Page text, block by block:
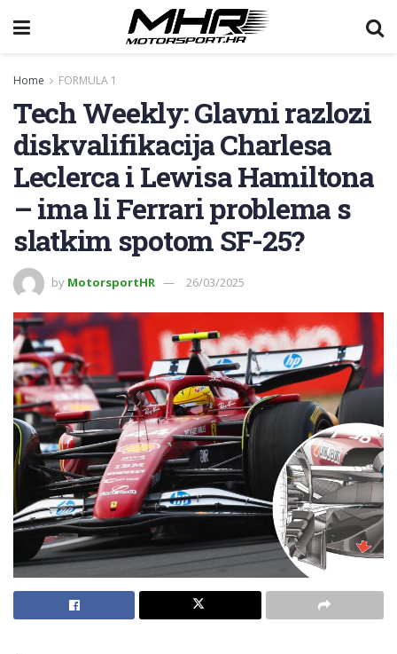
Home FORMULA 1
Tech Weekly: Glavni razlozi
diskvalifikacija Charlesa
Leclerca i Lewisa Hamiltona
– ima li Ferrari problema s
slatkim spotom SF-25?
by MotorsportHR 26/03/2025